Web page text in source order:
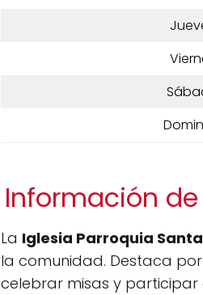
Información
La Iglesia Parroquia
la comunidad. Destaca
celebrar misas y participar